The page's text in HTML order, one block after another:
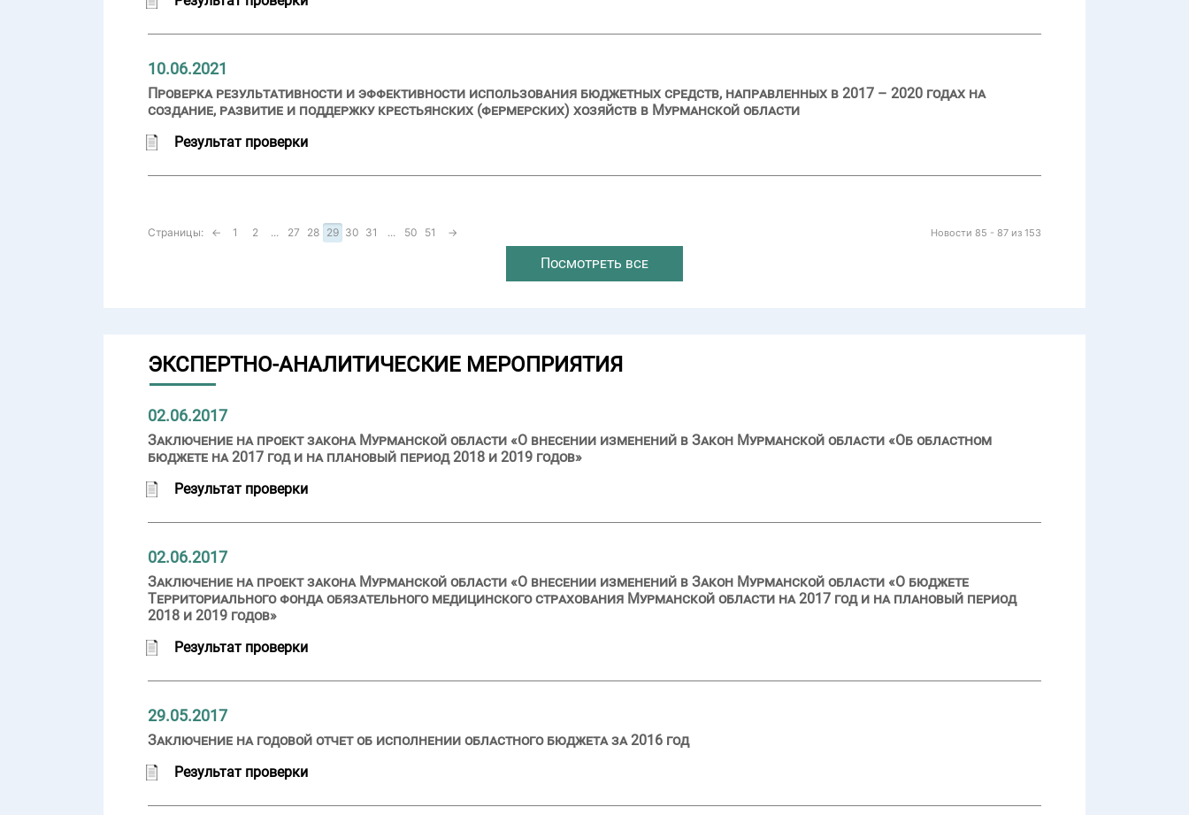
10.06.2021
Проверка результативности и эффективности использования бюджетных средств, направленных в 2017 – 2020 годах на
создание, развитие и поддержку крестьянских (фермерских) хозяйств в Мурманской области
Результат проверки
Новости 85 - 87 из 153
Страницы: ← 1 2 ... 27 28 29 30 31 ... 50 51 →
Посмотреть все
ЭКСПЕРТНО-АНАЛИТИЧЕСКИЕ МЕРОПРИЯТИЯ
02.06.2017
Заключение на проект закона Мурманской области «О внесении изменений в Закон Мурманской области «Об областном
бюджете на 2017 год и на плановый период 2018 и 2019 годов»
Результат проверки
02.06.2017
Заключение на проект закона Мурманской области «О внесении изменений в Закон Мурманской области «О бюджете
Территориального фонда обязательного медицинского страхования Мурманской области на 2017 год и на плановый период
2018 и 2019 годов»
Результат проверки
29.05.2017
Заключение на годовой отчет об исполнении областного бюджета за 2016 год
Результат проверки